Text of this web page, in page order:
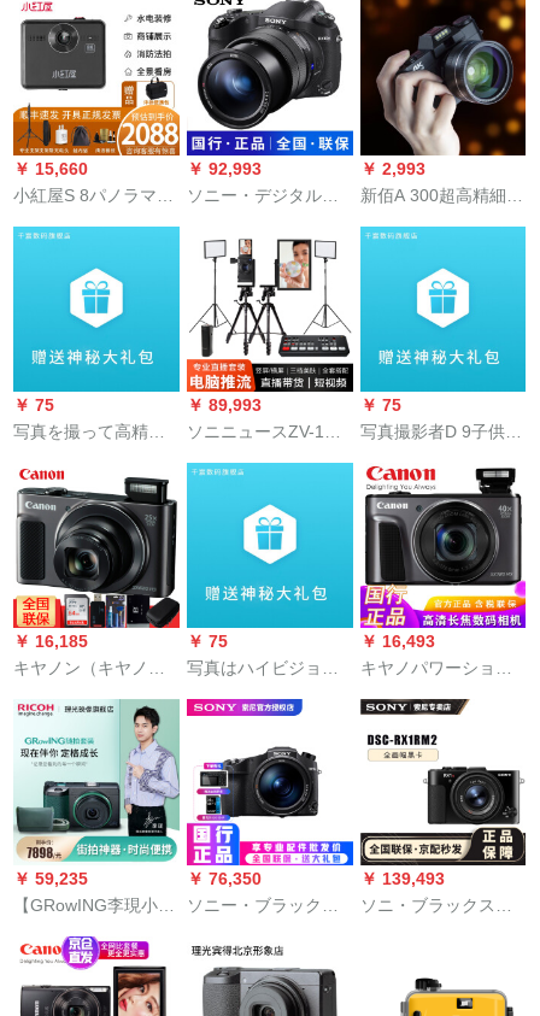
グレード版パノラマ
カメラ720 vrカメラ
58安居客移動ブロー
カー不動産専用Nano
Sコース2不動産版/モ
バイルブローカーサ
ポート
ルカメラ旅行会議携
帯カード機WIFIカメ
ラIXUS 285 HS銀色
セット3（64 Gメモリ
カード＋カメラバッ
グなどを含む）
ZOOMは、コンパク
トで軽量なシングル
ビューカメラ
PowerShot ZOOMで
す。
￥ 15,660
小紅屋S 8パノラマ
装法により、消防日
豊管偉星線を図部屋
空間に向けて広告宣
伝小紅屋S 8携帯セッ
￥ 92,993
ソニー・デジタルカ
超長焦黒カード旗艦
セット3
￥ 2,993
新佰A 300超高精細4
カメラ一眼レフカメ
ラ旅行家の公式標準
￥ 75
写真を撮って高精細
供用のデジタルカメ
ラの益智のおもちゃ
を印刷して、学生党
の入門レベルの安い
カメラに誕生日プレ
ゼントしてパズルを
プレゼントします。
￥ 89,993
ソニニュースZV-1ブ
んちゃん4 Kビデオ美
肌機能美粧博主電商
生放送設備ZV 1生放
送設備セット（専門
￥ 75
写真撮影者D 9子供用
智玩具は、高精細の
小型一眼レフベビー
漫画誕生日プレゼン
ト学生党入門級の安
いカメラを印刷し
て、一年間のサービ
スを延長します。
￥ 16,185
キヤノン（キヤノ
ン）パワーショット
SX 620 HSデジタル
カメラ2020万画素25
倍光学ズーム黒に64
Gパック電池を配合し
ています。
￥ 75
写真はハイビジョン
ミニ一眼レフの誕生
日プレゼント学生党
入門級の安いカメラ
で、収納袋をプレゼ
ントします。
￥ 16,493
キヤノパワーショッ
トSX 720 HS長焦デ
ジタルカメラハイビ
ジョンカードカメラ
家庭旅行40倍ズーム
キヤノンSX 720深さ
黒公式標準装備
￥ 59,235
【GRowING李現小立
3デジタルカメ
ラ/APS-C街拍利器
ING限定モデル&セッ
￥ 76,350
ソニー・ブラックカ
ルカメラ家庭用旅行
カメラ長焦点黒カー
ドRX 10 M 4公式標準
￥ 139,493
ソニ・ブラックスド